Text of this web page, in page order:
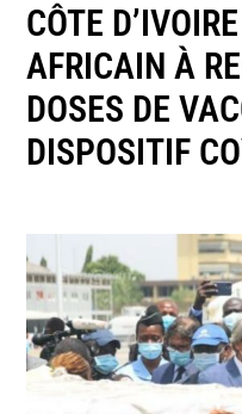
CÔTE
AFRICAIN À
DOSES DE
DISPOSITIF